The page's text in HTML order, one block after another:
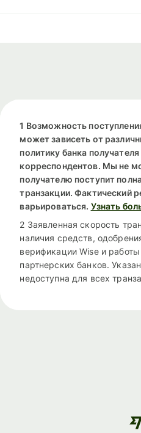
1 Возможность
может зависеть от
политику банка
корреспондентов. Мы не
получателю поступит
транзакции. Фактический
варьироваться. Узнать
2 Заявленная скорость
наличия средств,
верификации Wise и
партнерских банков.
недоступна для всех